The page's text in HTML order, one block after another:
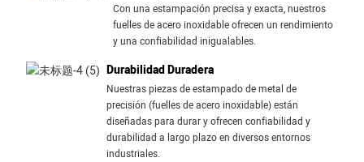
Con una estampación precisa y exacta, nuestros
fuelles de acero inoxidable ofrecen un rendimiento
y una confiabilidad inigualables.
Durabilidad Duradera
Nuestras piezas de estampado de metal de
precisión (fuelles de acero inoxidable) están
diseñadas para durar y ofrecen confiabilidad y
durabilidad a largo plazo en diversos entornos
industriales.